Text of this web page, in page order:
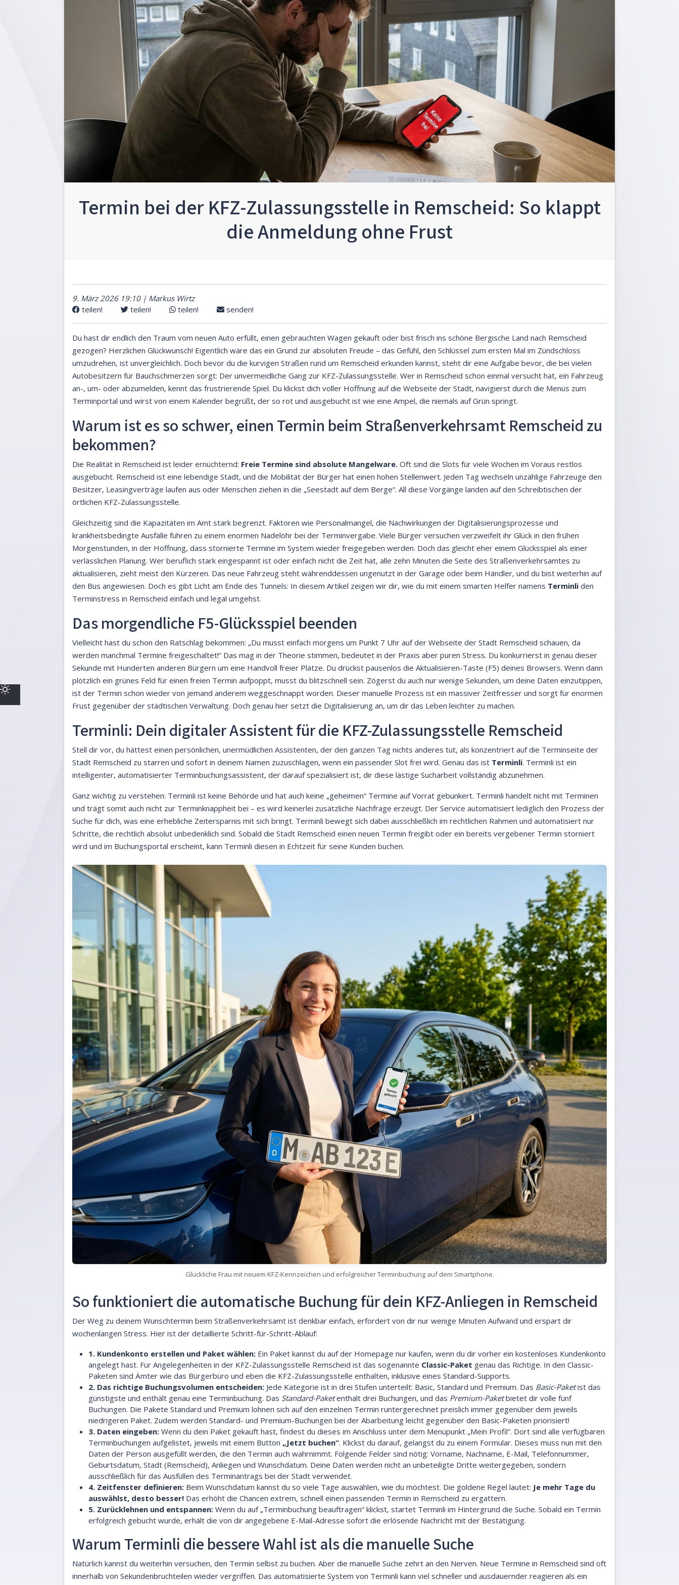
Termin bei der KFZ-Zulassungsstelle in Remscheid: So klappt
die Anmeldung ohne Frust
9. März 2026 19:10 | Markus Wirtz
teilen!
teilen! teilen! senden!
Du hast dir endlich den Traum vom neuen Auto erfüllt, einen gebrauchten Wagen gekauft oder bist frisch ins schöne Bergische Land nach Remscheid
gezogen? Herzlichen Glückwunsch! Eigentlich wäre das ein Grund zur absoluten Freude – das Gefühl, den Schlüssel zum ersten Mal im Zündschloss
umzudrehen, ist unvergleichlich. Doch bevor du die kurvigen Straßen rund um Remscheid erkunden kannst, steht dir eine Aufgabe bevor, die bei vielen
Autobesitzern für Bauchschmerzen sorgt: Der unvermeidliche Gang zur KFZ-Zulassungsstelle. Wer in Remscheid schon einmal versucht hat, ein Fahrzeug
an-, um- oder abzumelden, kennt das frustrierende Spiel. Du klickst dich voller Hoffnung auf die Webseite der Stadt, navigierst durch die Menüs zum
Terminportal und wirst von einem Kalender begrüßt, der so rot und ausgebucht ist wie eine Ampel, die niemals auf Grün springt.
Warum ist es so schwer, einen Termin beim Straßenverkehrsamt Remscheid zu
bekommen?
Die Realität in Remscheid ist leider ernüchternd: Freie Termine sind absolute Mangelware. Oft sind die Slots für viele Wochen im Voraus restlos
ausgebucht. Remscheid ist eine lebendige Stadt, und die Mobilität der Bürger hat einen hohen Stellenwert. Jeden Tag wechseln unzählige Fahrzeuge den
Besitzer, Leasingverträge laufen aus oder Menschen ziehen in die „Seestadt auf dem Berge“. All diese Vorgänge landen auf den Schreibtischen der
örtlichen KFZ-Zulassungsstelle.
Gleichzeitig sind die Kapazitäten im Amt stark begrenzt. Faktoren wie Personalmangel, die Nachwirkungen der Digitalisierungsprozesse und
krankheitsbedingte Ausfälle führen zu einem enormen Nadelöhr bei der Terminvergabe. Viele Bürger versuchen verzweifelt ihr Glück in den frühen
Morgenstunden, in der Hoffnung, dass stornierte Termine im System wieder freigegeben werden. Doch das gleicht eher einem Glücksspiel als einer
verlässlichen Planung. Wer beruflich stark eingespannt ist oder einfach nicht die Zeit hat, alle zehn Minuten die Seite des Straßenverkehrsamtes zu
aktualisieren, zieht meist den Kürzeren. Das neue Fahrzeug steht währenddessen ungenutzt in der Garage oder beim Händler, und du bist weiterhin auf
den Bus angewiesen. Doch es gibt Licht am Ende des Tunnels: In diesem Artikel zeigen wir dir, wie du mit einem smarten Helfer namens Terminli den
Terminstress in Remscheid einfach und legal umgehst.
Das morgendliche F5-Glücksspiel beenden
Vielleicht hast du schon den Ratschlag bekommen: „Du musst einfach morgens um Punkt 7 Uhr auf der Webseite der Stadt Remscheid schauen, da
werden manchmal Termine freigeschaltet!“ Das mag in der Theorie stimmen, bedeutet in der Praxis aber puren Stress. Du konkurrierst in genau dieser
Sekunde mit Hunderten anderen Bürgern um eine Handvoll freier Plätze. Du drückst pausenlos die Aktualisieren-Taste (F5) deines Browsers. Wenn dann
plötzlich ein grünes Feld für einen freien Termin aufpoppt, musst du blitzschnell sein. Zögerst du auch nur wenige Sekunden, um deine Daten einzutippen,
ist der Termin schon wieder von jemand anderem weggeschnappt worden. Dieser manuelle Prozess ist ein massiver Zeitfresser und sorgt für enormen
Frust gegenüber der städtischen Verwaltung. Doch genau hier setzt die Digitalisierung an, um dir das Leben leichter zu machen.
Terminli: Dein digitaler Assistent für die KFZ-Zulassungsstelle Remscheid
Stell dir vor, du hättest einen persönlichen, unermüdlichen Assistenten, der den ganzen Tag nichts anderes tut, als konzentriert auf die Terminseite der
Stadt Remscheid zu starren und sofort in deinem Namen zuzuschlagen, wenn ein passender Slot frei wird. Genau das ist Terminli. Terminli ist ein
intelligenter, automatisierter Terminbuchungsassistent, der darauf spezialisiert ist, dir diese lästige Sucharbeit vollständig abzunehmen.
Ganz wichtig zu verstehen: Terminli ist keine Behörde und hat auch keine „geheimen“ Termine auf Vorrat gebunkert. Terminli handelt nicht mit Terminen
und trägt somit auch nicht zur Terminknappheit bei – es wird keinerlei zusätzliche Nachfrage erzeugt. Der Service automatisiert lediglich den Prozess der
Suche für dich, was eine erhebliche Zeitersparnis mit sich bringt. Terminli bewegt sich dabei ausschließlich im rechtlichen Rahmen und automatisiert nur
Schritte, die rechtlich absolut unbedenklich sind. Sobald die Stadt Remscheid einen neuen Termin freigibt oder ein bereits vergebener Termin storniert
wird und im Buchungsportal erscheint, kann Terminli diesen in Echtzeit für seine Kunden buchen.
Glückliche Frau mit neuem KFZ-Kennzeichen und erfolgreicher Terminbuchung auf dem Smartphone.
So funktioniert die automatische Buchung für dein KFZ-Anliegen in Remscheid
Der Weg zu deinem Wunschtermin beim Straßenverkehrsamt ist denkbar einfach, erfordert von dir nur wenige Minuten Aufwand und erspart dir
wochenlangen Stress. Hier ist der detaillierte Schritt-für-Schritt-Ablauf:
1. Kundenkonto erstellen und Paket wählen: Ein Paket kannst du auf der Homepage nur kaufen, wenn du dir vorher ein kostenloses Kundenkonto
angelegt hast. Für Angelegenheiten in der KFZ-Zulassungsstelle Remscheid ist das sogenannte Classic-Paket genau das Richtige. In den Classic-
Paketen sind Ämter wie das Bürgerbüro und eben die KFZ-Zulassungsstelle enthalten, inklusive eines Standard-Supports.
2. Das richtige Buchungsvolumen entscheiden: Jede Kategorie ist in drei Stufen unterteilt: Basic, Standard und Premium. Das Basic-Paketist das
günstigste und enthält genau eine Terminbuchung. Das Standard-Paketenthält drei Buchungen, und das Premium-Paketbietet dir volle fünf
Buchungen. Die Pakete Standard und Premium lohnen sich auf den einzelnen Termin runtergerechnet preislich immer gegenüber dem jeweils
niedrigeren Paket. Zudem werden Standard- und Premium-Buchungen bei der Abarbeitung leicht gegenüber den Basic-Paketen priorisiert!
3. Daten eingeben: Wenn du dein Paket gekauft hast, findest du dieses im Anschluss unter dem Menüpunkt „Mein Profil“. Dort sind alle verfügbaren
Terminbuchungen aufgelistet, jeweils mit einem Button „Jetzt buchen“. Klickst du darauf, gelangst du zu einem Formular. Dieses muss nun mit den
Daten der Person ausgefüllt werden, die den Termin auch wahrnimmt. Folgende Felder sind nötig: Vorname, Nachname, E-Mail, Telefonnummer,
Geburtsdatum, Stadt (Remscheid), Anliegen und Wunschdatum. Deine Daten werden nicht an unbeteiligte Dritte weitergegeben, sondern
ausschließlich für das Ausfüllen des Terminantrags bei der Stadt verwendet.
4. Zeitfenster definieren: Beim Wunschdatum kannst du so viele Tage auswählen, wie du möchtest. Die goldene Regel lautet: Je mehr Tage du
auswählst, desto besser! Das erhöht die Chancen extrem, schnell einen passenden Termin in Remscheid zu ergattern.
5. Zurücklehnen und entspannen: Wenn du auf „Terminbuchung beauftragen“ klickst, startet Terminli im Hintergrund die Suche. Sobald ein Termin
erfolgreich gebucht wurde, erhält die von dir angegebene E-Mail-Adresse sofort die erlösende Nachricht mit der Bestätigung.
Warum Terminli die bessere Wahl ist als die manuelle Suche
Natürlich kannst du weiterhin versuchen, den Termin selbst zu buchen. Aber die manuelle Suche zehrt an den Nerven. Neue Termine in Remscheid sind oft
innerhalb von Sekundenbruchteilen wieder vergriffen. Das automatisierte System von Terminli kann viel schneller und ausdauernder reagieren als ein